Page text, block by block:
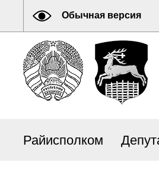
Обычная версия
Райисполком